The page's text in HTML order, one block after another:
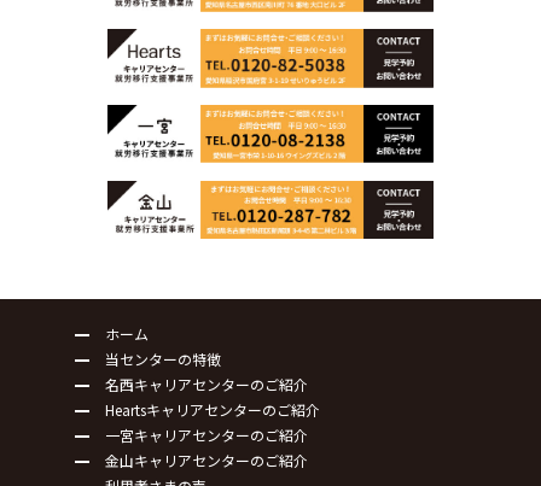
ホーム
当センターの特徴
名西キャリアセンターのご紹介
Heartsキャリアセンターのご紹介
一宮キャリアセンターのご紹介
金山キャリアセンターのご紹介